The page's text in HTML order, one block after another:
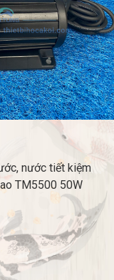
nước tiết kiệm
TM5500 50W